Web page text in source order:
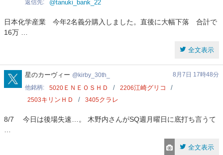
返信先 @tanuki_bank_22
日本化学産業 今年2名義分購入しました。直後に大幅下落 合計で
16万 …
全文表示
kirby_30th_
星のカーヴィー kirby_30th_
8月7日 17時48分
他銘柄
5020 ＥＮＥＯＳＨＤ 2206江崎グリコ
2503キリンＨＤ 3405クラレ
8/7 今日は後場失速…。 木野内さんがSQ週月曜日に底打ち言うて
全文表示